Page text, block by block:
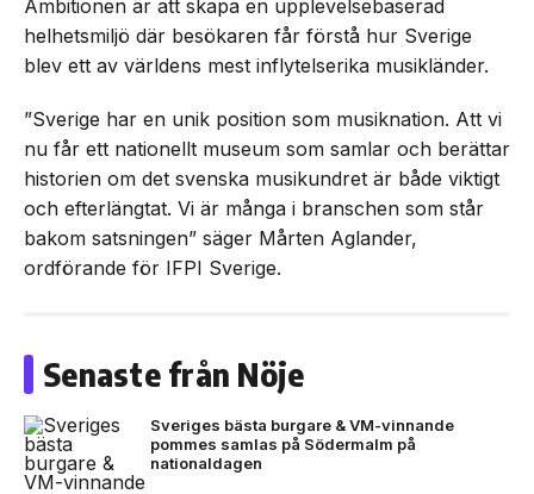
Ambitionen är att skapa en upplevelsebaserad
helhetsmiljö där besökaren får förstå hur Sverige
blev ett av världens mest inflytelserika musikländer.
”Sverige har en unik position som musiknation. Att vi
nu får ett nationellt museum som samlar och berättar
historien om det svenska musikundret är både viktigt
och efterlängtat. Vi är många i branschen som står
bakom satsningen” säger Mårten Aglander,
ordförande för IFPI Sverige.
Senaste från Nöje
Sveriges bästa burgare & VM-vinnande
pommes samlas på Södermalm på
nationaldagen